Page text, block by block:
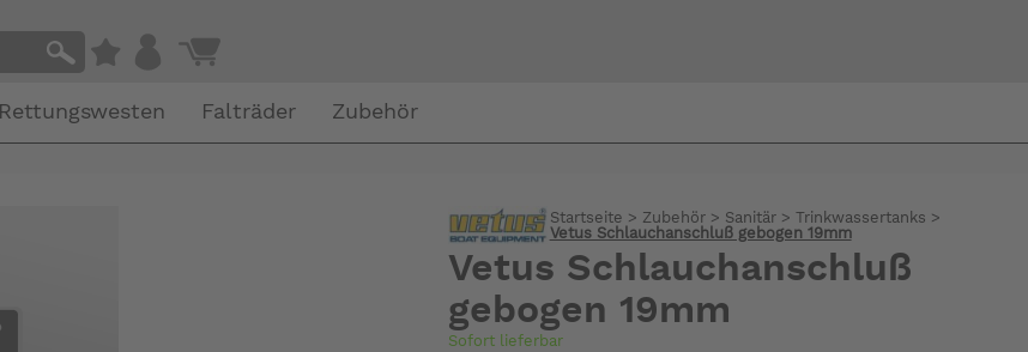
Rettungswesten Falträder Zubehör
Startseite > Zubehör> Sanitär> Trinkwassertanks >
Vetus Schlauchanschluß gebogen 19mm
Vetus Schlauchanschluß
gebogen 19mm
Sofort lieferbar